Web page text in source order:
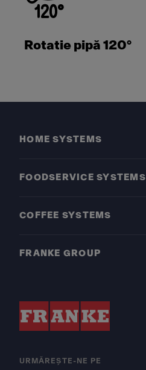
Rotatie pipă 120°
HOME SYSTEMS
FOODSERVICE SYSTEMS
COFFEE SYSTEMS
FRANKE GROUP
URMĂREȘTE-NE PE